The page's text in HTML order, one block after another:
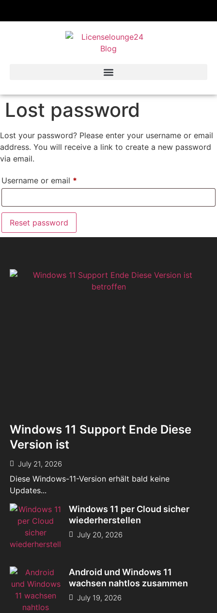
Lost password
Lost your password? Please enter your username or email
address. You will receive a link to create a new password
via email.
Username or email *
Reset password
Windows 11 Support Ende Diese
Version ist
July 21, 2026
Diese Windows-11-Version erhält bald keine
Updates...
Windows 11 per Cloud sicher
wiederherstellen
July 20, 2026
Android und Windows 11
wachsen nahtlos zusammen
July 19, 2026